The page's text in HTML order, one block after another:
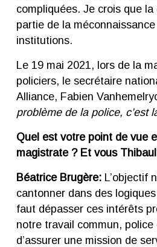
compliquées. Je crois que
partie de la
institutions.
Le 19 mai 2021, lors de la
policiers, le secrétaire
Alliance, Fabien
problème de la police, c’est
Quel est votre point de vue
magistrate ? Et vous
Béatrice Brugère:L’objectif
cantonner dans des
faut dépasser ces intérêts
notre travail commun,
d’assurer une mission de